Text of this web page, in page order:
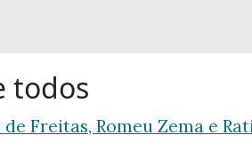
todos
Freitas, Romeu Zema e